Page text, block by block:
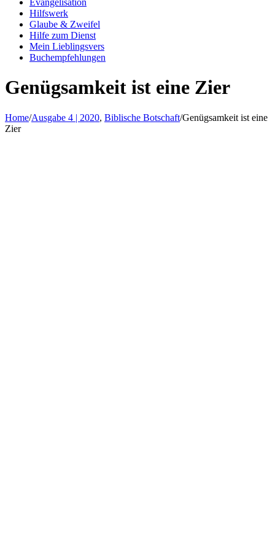
Evangelisation
Hilfswerk
Glaube & Zweifel
Hilfe zum Dienst
Mein Lieblingsvers
Buchempfehlungen
Genügsamkeit ist eine Zier
Home/Ausgabe 4 | 2020, Biblische Botschaft/Genügsamkeit ist eine
Zier